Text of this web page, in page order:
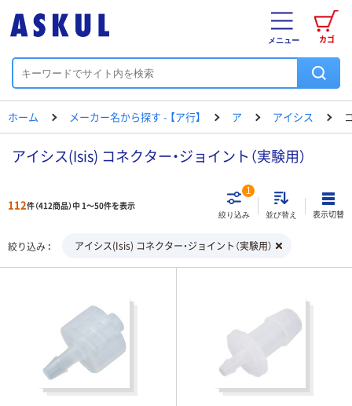
カゴ
メニュー
ホーム メーカー名から探す - 【ア行】 ア アイシス
アイシス(Isis) コネクター・ジョイント（実験用）
112件（412商品）中 1～50件を表示
絞り込み
1
並び替え 表示切替
絞り込み アイシス(Isis) コネクター・ジョイント（実験用）